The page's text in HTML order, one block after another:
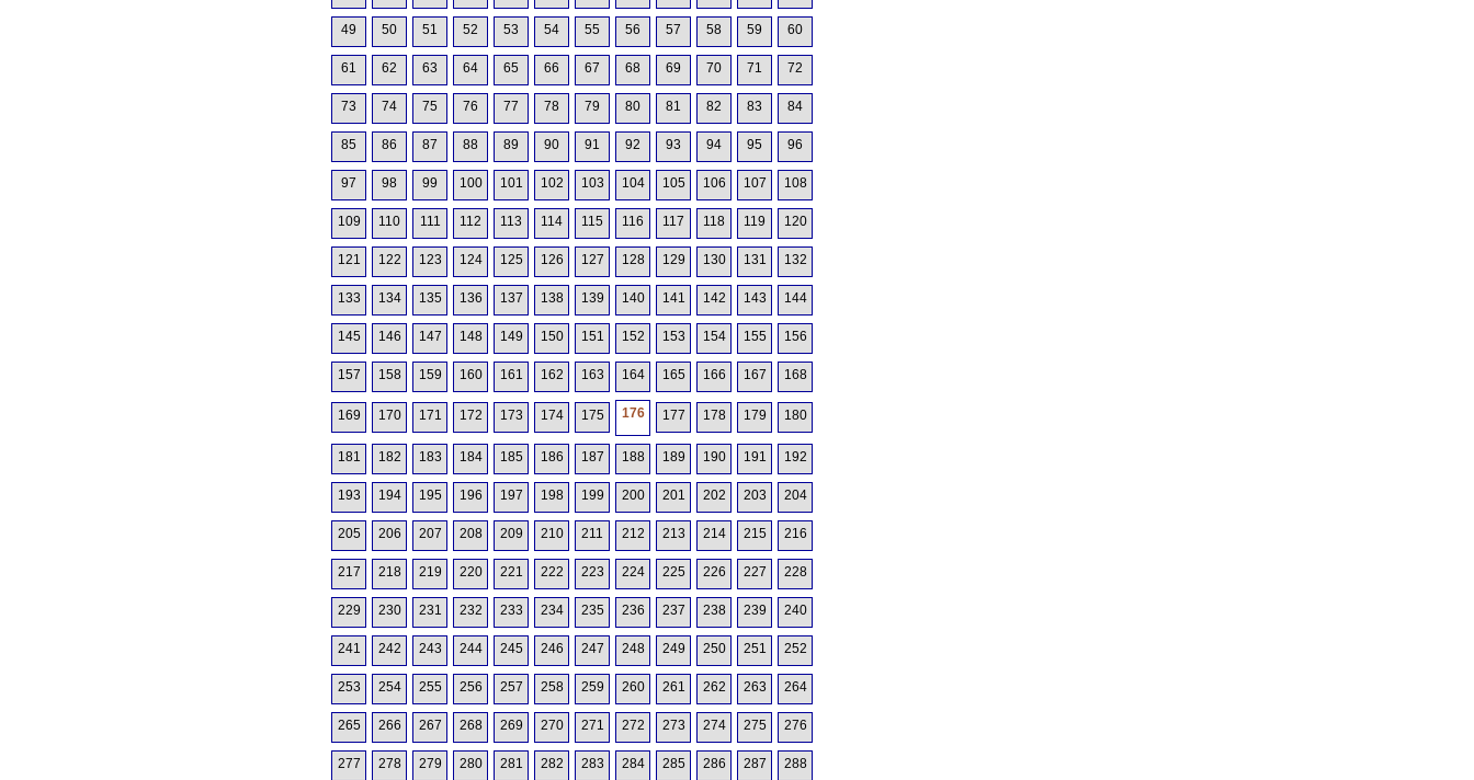
49 50 51 52 53 54 55 56 57 58 59 60
61 62 63 64 65 66 67 68 69 70 71 72
73 74 75 76 77 78 79 80 81 82 83 84
85 86 87 88 89 90 91 92 93 94 95 96
97 98 99 100 101 102 103 104 105 106 107 108
109 110 111 112 113 114 115 116 117 118 119 120
121 122 123 124 125 126 127 128 129 130 131 132
133 134 135 136 137 138 139 140 141 142 143 144
145 146 147 148 149 150 151 152 153 154 155 156
157 158 159 160 161 162 163 164 165 166 167 168
169 170 171 172 173 174 175 176 177 178 179 180
181 182 183 184 185 186 187 188 189 190 191 192
193 194 195 196 197 198 199 200 201 202 203 204
205 206 207 208 209 210 211 212 213 214 215 216
217 218 219 220 221 222 223 224 225 226 227 228
229 230 231 232 233 234 235 236 237 238 239 240
241 242 243 244 245 246 247 248 249 250 251 252
253 254 255 256 257 258 259 260 261 262 263 264
265 266 267 268 269 270 271 272 273 274 275 276
277 278 279 280 281 282 283 284 285 286 287 288